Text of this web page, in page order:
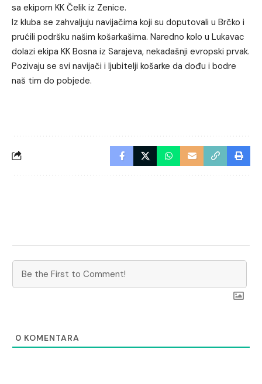
sa ekipom KK Čelik iz Zenice.
Iz kluba se zahvaljuju navijačima koji su doputovali u Brčko i
prućili podršku našim košarkašima. Naredno kolo u Lukavac
dolazi ekipa KK Bosna iz Sarajeva, nekadašnji evropski prvak.
Pozivaju se svi navijači i ljubitelji košarke da dođu i bodre
naš tim do pobjede.
0 KOMENTARA